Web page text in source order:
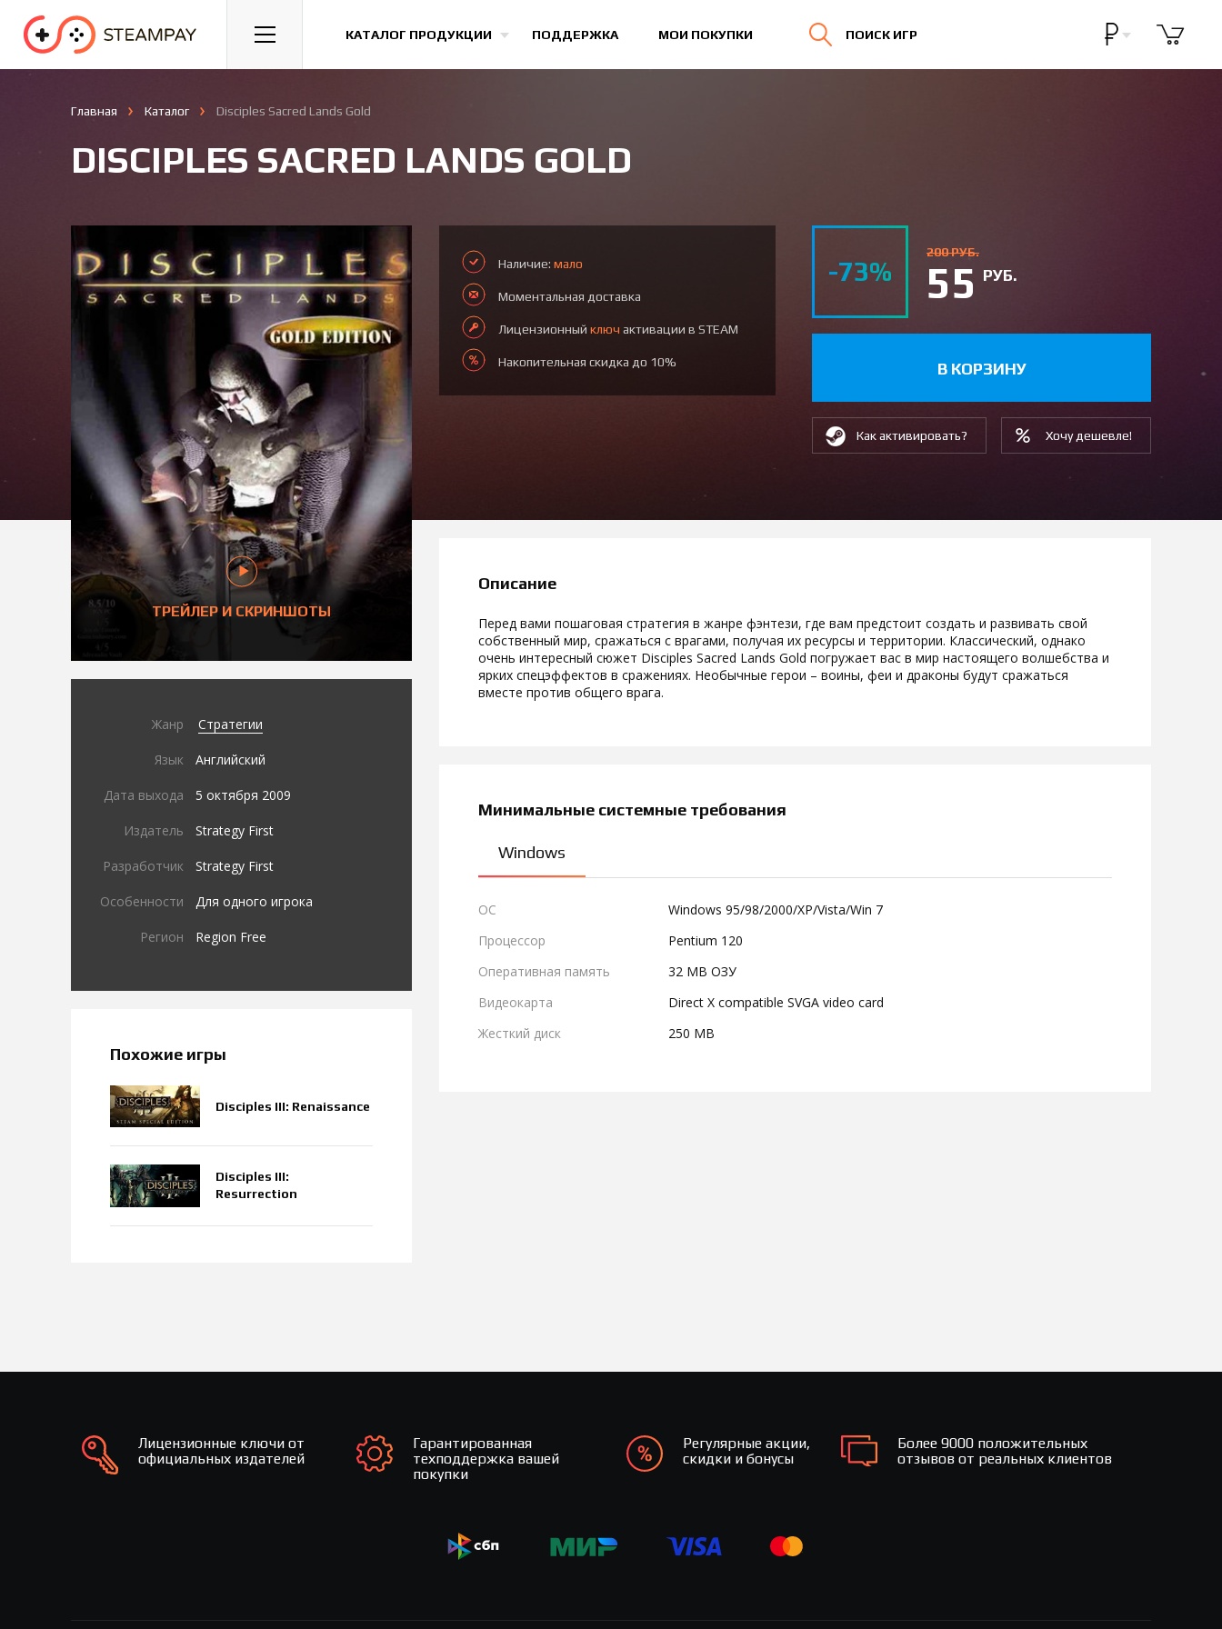
КАТАЛОГ ПРОДУКЦИИ ПОДДЕРЖКА МОИ ПОКУПКИ ПОИСК ИГР
Спорт Гонки Казуальные Все игры
Главная Каталог Disciples Sacred Lands Gold
DISCIPLES SACRED LANDS GOLD
ТРЕЙЛЕР И СКРИНШОТЫ
Жанр Стратегии
Язык Английский
Дата выхода 5 октября 2009
Издатель Strategy First
Разработчик Strategy First
Особенности Для одного игрока
Регион Region Free
Похожие игры
Disciples III: Renaissance
Disciples III:
Resurrection
Наличие: мало
Моментальная доставка
Лицензионный ключ активации в STEAM
Накопительная скидка до 10%
-73%
200 РУБ.
55РУБ.
В КОРЗИНУ
Как активировать? Хочу дешевле!
Описание
Перед вами пошаговая стратегия в жанре фэнтези, где вам предстоит создать и развивать свой
собственный мир, сражаться с врагами, получая их ресурсы и территории. Классический, однако
очень интересный сюжет Disciples Sacred Lands Gold погружает вас в мир настоящего волшебства и
ярких спецэффектов в сражениях. Необычные герои – воины, феи и драконы будут сражаться
вместе против общего врага.
Минимальные системные требования
Windows
ОС
Windows 95/98/2000/XP/Vista/Win 7
Процессор
Pentium 120
Оперативная память
32 MB ОЗУ
Видеокарта
Direct X compatible SVGA video card
Жесткий диск
250 MB
Лицензионные ключи от
официальных издателей
Гарантированная
техподдержка вашей
покупки
Регулярные акции,
скидки и бонусы
Более 9000 положительных
отзывов от реальных клиентов